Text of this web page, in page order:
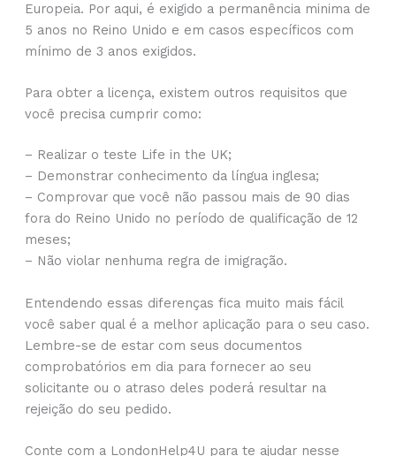
Europeia. Por aqui, é exigido a permanência minima de
5 anos no Reino Unido e em casos específicos com
mínimo de 3 anos exigidos.
Para obter a licença, existem outros requisitos que
você precisa cumprir como:
– Realizar o teste Life in the UK;
– Demonstrar conhecimento da língua inglesa;
– Comprovar que você não passou mais de 90 dias
fora do Reino Unido no período de qualificação de 12
meses;
– Não violar nenhuma regra de imigração.
Entendendo essas diferenças fica muito mais fácil
você saber qual é a melhor aplicação para o seu caso.
Lembre-se de estar com seus documentos
comprobatórios em dia para fornecer ao seu
solicitante ou o atraso deles poderá resultar na
rejeição do seu pedido.
Conte com a LondonHelp4U para te ajudar nesse